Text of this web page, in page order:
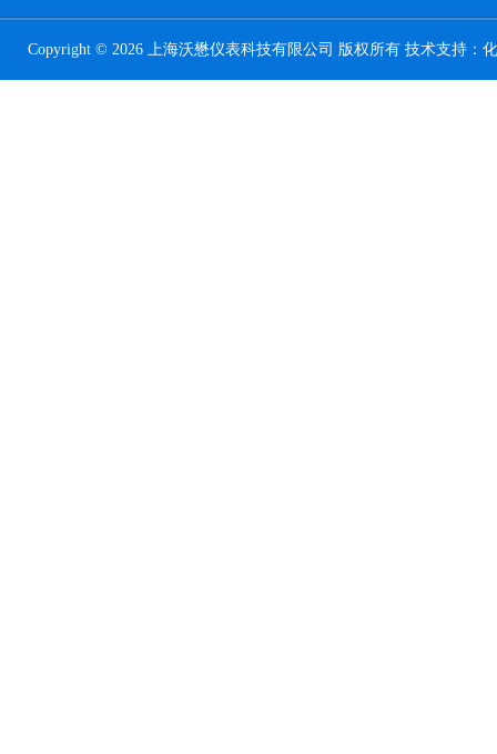
Copyright © 2026 上海沃懋仪表科技有限公司 版权所有 技术支持：